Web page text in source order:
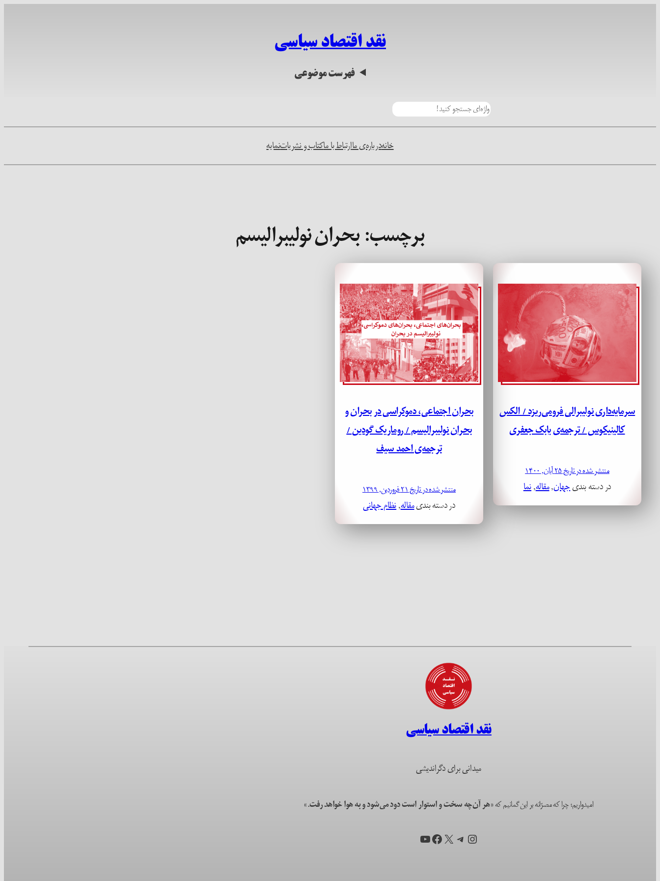
نقد اقتصاد سیاسی
فهرست موضوعی
خانهدرباره‌ی ماارتباط با ماکتاب و نشریاتنمایه
برچسب:بحران نولیبرالیسم
سرمایه‌داری نولیبرالی فرومی‌ریزد / الکس
کالینیکوس / ترجمه‌ی بابک جعفری
منتشر شده در تاریخ ۲۵ آبان, ۱۴۰۰
در دسته بندیجهان, مقاله, نما
بحران اجتماعی، دموکراسی در بحران و
بحران نولیبرالیسم / روماریک گودین /
ترجمه‌ی احمد سیف
منتشر شده در تاریخ ۲۱ فروردین, ۱۳۹۹
در دسته بندیمقاله, نظام جهانی
نقد اقتصاد سیاسی
میدانی برای دگراندیشی
امیدواریم؛ چرا که مصرّانه بر این گمانیم که«هر آن‌چه سخت و استوار است دود می‌شود و به هوا خواهد رفت.»
اینستاگرم
تلگرام
X فیس‌بوک
یوتیوب